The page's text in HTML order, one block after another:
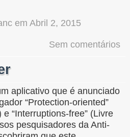
em Abril 2, 2015
Sem comentários
aplicativo que é anunciado
“Protection-oriented”
“Interruptions-free” (Livre
pesquisadores da Anti-